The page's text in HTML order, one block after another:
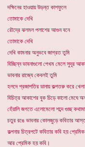
দক্ষিনের হাওয়ায় উড়ন্ত কাশফুলে
তোমাকে দেখি
রৌদ্রে ঝলমল পলাশের আগুন বনে
তোমাকে দেখি
দেখি কামনার অনুভবে জাগ্রত তুমি
বিচ্ছিন্ন ভাবনাগুলো পেখম মেলে সুদূর
ভাবনার রাজ্যে কেবলই তুমি
হলদে প্রজাপতির ডানায় কল্পতরু করে খেলা
বিচিত্র আকাশের বুক চিড়ে কালো মেঘে
হেঁয়ালি জগতে এলোমেলো শব্দে গুচ্ছ
চতুর রঙে ভাবনার কোলজুড়ে কবিতার
কল্পনার চিত্রপটে কবিতার কবি হয় প্রেমিক
আর প্রেমিক হয় কবি।